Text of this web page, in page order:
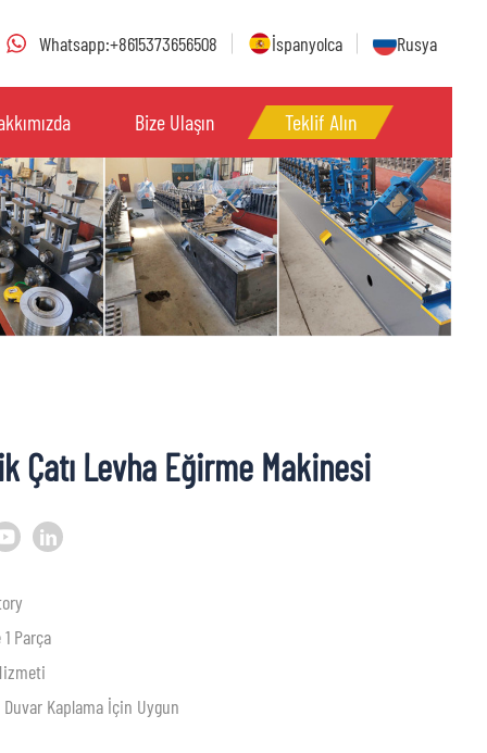
Whatsapp:+8615373656508 İspanyolca Rusya
Bize Ulaşın Teklif Alın
Çatı Levha Eğirme Makinesi
1 Parça
Duvar Kaplama İçin Uygun